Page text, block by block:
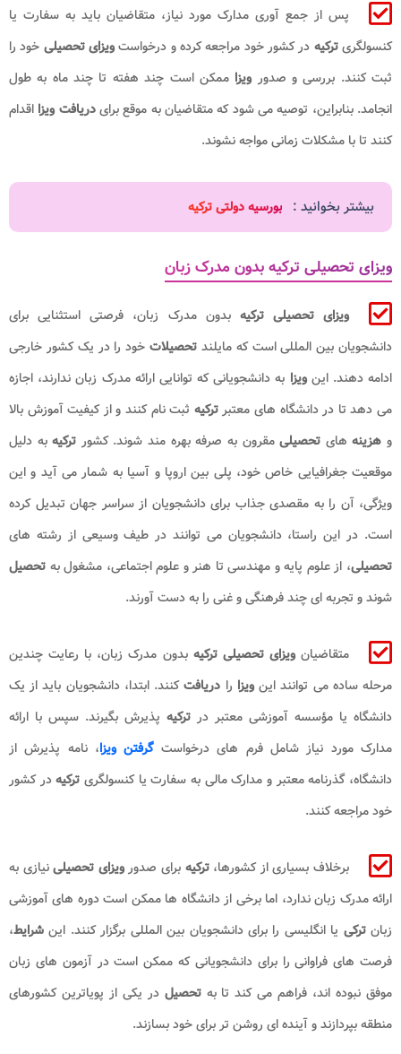
پس از جمع آوری مدارک مورد نیاز، متقاضیان باید به سفارت یا
کنسولگریترکیه در کشور خود مراجعه کرده و درخواستویزای تحصیلی خود را
ثبت کنند. بررسی و صدور ویزاممکن است چند هفته تا چند ماه به طول
انجامد. بنابراین، توصیه می شود که متقاضیان به موقع برایدریافت ویزا اقدام
کنند تا با مشکلات زمانی مواجه نشوند.
بیشتر بخوانید : بورسیه دولتی ترکیه
ویزای تحصیلی ترکیه بدون مدرک زبان
ویزای تحصیلی ترکیه بدون مدرک زبان، فرصتی استثنایی برای
دانشجویان بین المللی است که مایلند تحصیلات خود را در یک کشور خارجی
ادامه دهند. اینویزا به دانشجویانی که توانایی ارائه مدرک زبان ندارند، اجازه
می دهد تا در دانشگاه های معتبرترکیه ثبت نام کنند و از کیفیت آموزش بالا
و هزینههای تحصیلیمقرون به صرفه بهره مند شوند. کشور ترکیهبه دلیل
موقعیت جغرافیایی خاص خود، پلی بین اروپا و آسیا به شمار می آید و این
ویژگی، آن را به مقصدی جذاب برای دانشجویان از سراسر جهان تبدیل کرده
است. در این راستا، دانشجویان می توانند در طیف وسیعی از رشته های
تحصیلی، از علوم پایه و مهندسی تا هنر و علوم اجتماعی، مشغول به تحصیل
شوند و تجربه ای چند فرهنگی و غنی را به دست آورند.
متقاضیانویزای تحصیلی ترکیه بدون مدرک زبان، با رعایت چندین
مرحله ساده می توانند اینویزا را دریافتکنند. ابتدا، دانشجویان باید از یک
دانشگاه یا مؤسسه آموزشی معتبر در ترکیه پذیرش بگیرند. سپس با ارائه
مدارک مورد نیاز شامل فرم های درخواستگرفتن ویزا، نامه پذیرش از
دانشگاه، گذرنامه معتبر و مدارک مالی به سفارت یا کنسولگری ترکیهدر کشور
خود مراجعه کنند.
برخلاف بسیاری از کشورها،ترکیه برای صدورویزای تحصیلینیازی به
ارائه مدرک زبان ندارد، اما برخی از دانشگاه ها ممکن است دوره های آموزشی
زبانترکی یا انگلیسی را برای دانشجویان بین المللی برگزار کنند. این شرایط،
فرصت های فراوانی را برای دانشجویانی که ممکن است در آزمون های زبان
موفق نبوده اند، فراهم می کند تا بهتحصیلدر یکی از پویاترین کشورهای
منطقه بپردازند و آینده ای روشن تر برای خود بسازند.